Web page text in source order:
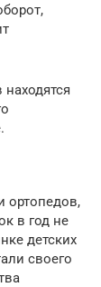
ортопедов,
в год не
детских
своего